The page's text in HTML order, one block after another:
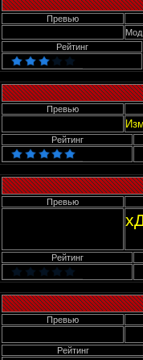
Превью
Мод
Рейтинг
Превью
Рейтинг
Превью
Рейтинг
Превью
Рейтинг